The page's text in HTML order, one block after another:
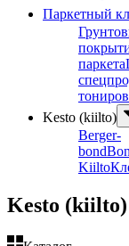
Паркетный
паркета
Kesto (kiilto)
Berger-
bond
Kiilto
Kesto (kiilto)